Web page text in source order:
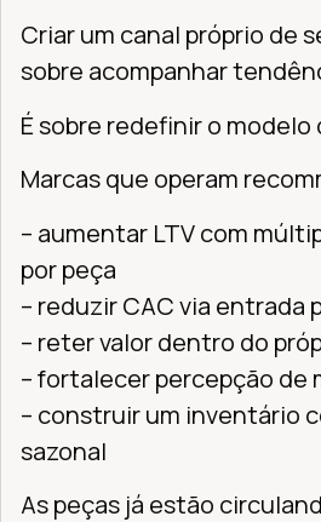
Criar um canal próprio de
sobre acompanhar
É sobre redefinir o modelo
Marcas que operam
– aumentar LTV com
por peça
– reduzir CAC via entrada
– reter valor dentro do
– fortalecer percepção de
– construir um inventário
sazonal
As peças já estão